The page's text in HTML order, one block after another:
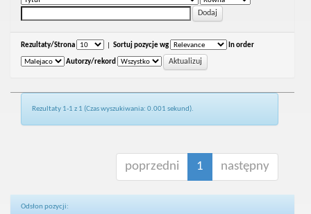
Rezultaty/Strona Sortuj pozycje wg In order
Autorzy/rekord
Rezultaty 1-1 z 1 (Czas wyszukiwania: 0.001 sekund).
poprzedni 1 następny
Odsłon pozycji: